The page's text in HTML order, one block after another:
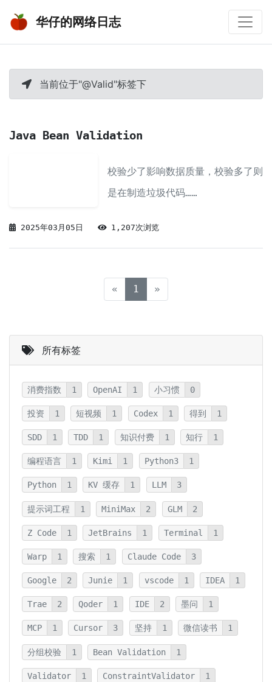
华仔的网络日志
当前位于"@Valid"标签下
Java Bean Validation
校验少了影响数据质量，校验多了则
是在制造垃圾代码……
2025年03月05日 1,207次浏览
« 1 (current)
»
所有标签
消费指数 1 OpenAI 1 小习惯 0
投资 1 短视频 1 Codex 1 得到 1
SDD 1 TDD 1 知识付费 1 知行 1
编程语言 1 Kimi 1 Python3 1
Python 1 KV 缓存 1 LLM 3
提示词工程 1 MiniMax 2 GLM 2
Z Code 1 JetBrains 1 Terminal 1
Warp 1 搜索 1 Claude Code 3
Google 2 Junie 1 vscode 1 IDEA 1
Trae 2 Qoder 1 IDE 2 墨问 1
MCP 1 Cursor 3 坚持 1 微信读书 1
分组校验 1 Bean Validation 1
Validator 1 ConstraintValidator 1